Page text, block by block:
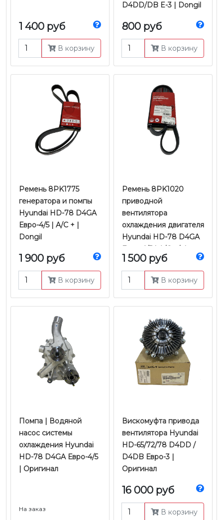
1 400 руб
В корзину
D4DD/DB E-3 | Dongil
800 руб
В корзину
Ремень 8PK1775
генератора и помпы
Hyundai HD-78 D4GA
Евро-4/5 | A/C + |
Dongil
1 900 руб
В корзину
Ремень 8PK1020
приводной
вентилятора
охлаждения двигателя
Hyundai HD-78 D4GA
Евро-4/5 | A/C +/- |
Dongil
1 500 руб
В корзину
Помпа | Водяной
насос системы
охлаждения Hyundai
HD-78 D4GA Евро-4/5
| Оригинал
На заказ
Вискомуфта привода
вентилятора Hyundai
HD-65/72/78 D4DD /
D4DB Евро-3 |
Оригинал
16 000 руб
В корзину